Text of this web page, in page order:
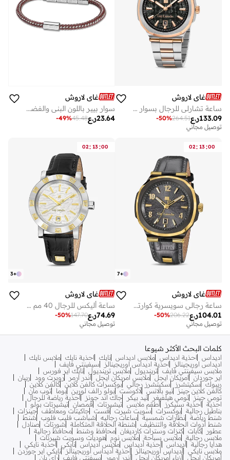
غاي لاروش
ساعة تشارلي للرجال بسوار من الفولاذ المقاوم للصدأ فضي وروز جولد مم
ر.ع133.09
264.51
-50%
توصيل مجاني
غاي لاروش
سوار بيير باللون البني والفضة للرجال
ر.ع23.64
45.48
-49%
02: 13:00
+
7
غاي لاروش
ساعة رجالي سويسرية كوارتز تشارلي 45.5 مم بقرص رمادي أنيق وحزام جلد رمادي منقوش وزجاج سافاير
ر.ع104.01
206.22
-50%
توصيل مجاني
02: 13:00
+
3
غاي لاروش
ساعة أليكس للرجال 40 مم سويسرية كوارتز بقرص أبيض منقوش، إطار علوي مطلي بالذهب، حزام جلد أسود وزجاج سافاير
ر.ع74.69
147.70
-50%
توصيل مجاني
كلمات البحث الأكثر شيوعا
اديداس احذية اديداس ملابس اديداس نايك احذية نايك ملابس نايك
اديداس اوريجينالز
احذية اديداس اوريجينالز
سيفينتي فايف
ملابس سيفينتي فايف ترينديول ملابس ترينديول نايك اير فورس
اير جوردان امريكان ايجل ملابس امريكان ايجل اندر ارمر روبرت وود
ريبان
ريبوك
سكيتشرز سكيتشرز رجالي بوكسرات كالفن كلاين كالفن كلاين
كالفن كلاين جينز نيو بالانس لاكوست بولو رالف لورين بوما
توب مان
تومي جينز تومي هيلفيغر تيد بيكر جاك اند جونز
أحذية رياضة للرجال
احذية
احذية سنيكرز أطقم ملابس تيشيرتات قمصان تيشيرتات بولو
بناطيل رجالية بوكسرات سويت شيرت فست جاكيتات ومعاطف جينزات
شنط رياضة نظارات شمسية ساعات رجاليه شباشب فليب فلوب
شنط
شنط أدوات الحلاقة والتنظيف
شنطة الحلاقة المتكاملة شورتات صنادل
عطور
كابات كنزات وسترات كارديغان محافظ وشنط
محافظ رجالية
ملابس رجالية ملابس سباحة ملابس نوم
هوديات وسويت شيرتات
هدايا رجالية أديداس أحذية أديداس ملابس أديداس نايكي أحذبة نايكي
ملابس نايكي أديداس أوريجينالز أحذية أديداس أوريجينالز
نايكي اير جوردن
أمريكان إيجل أزياء أمريكان إيجل أندر آرمور سيفنتي فايف راي بان